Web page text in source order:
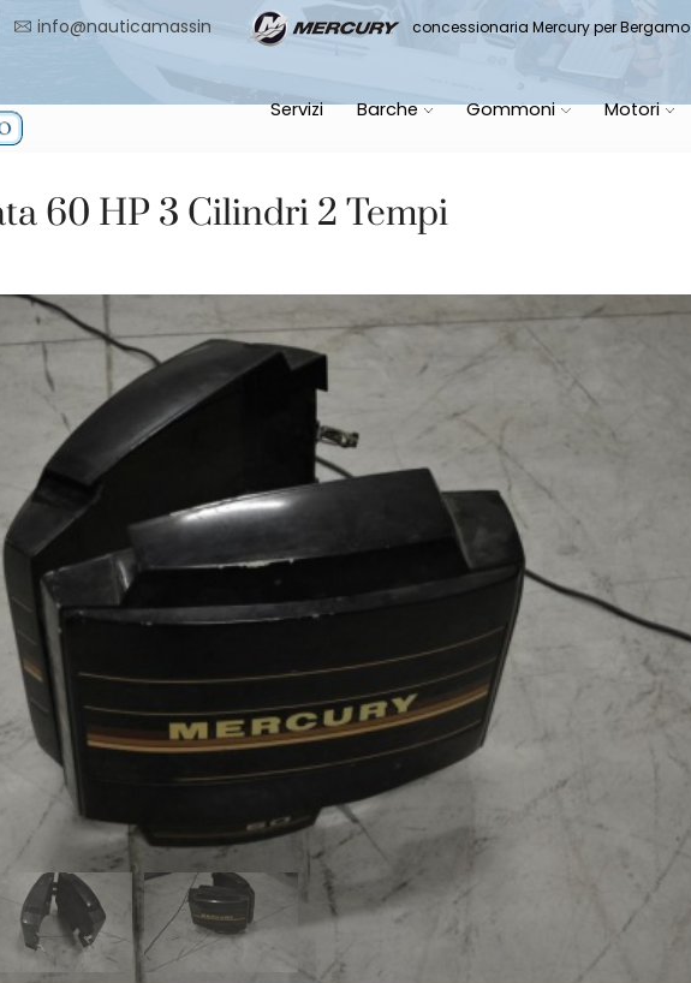
info@nauticamassimo.it concessionaria Mercury per Bergamo
Servizi Barche Gommoni Motori
60 HP 3 Cilindri 2 Tempi